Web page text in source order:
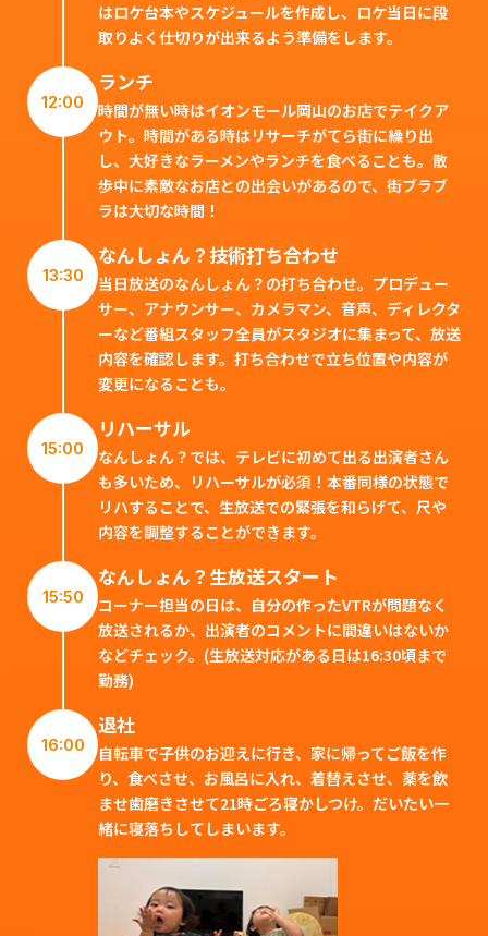
はロケ台本やスケジュールを作成し、ロケ当日に段
取りよく仕切りが出来るよう準備をします。
12:00
ランチ
時間が無い時はイオンモール岡山のお店でテイクア
ウト。時間がある時はリサーチがてら街に繰り出
し、大好きなラーメンやランチを食べることも。散
歩中に素敵なお店との出会いがあるので、街ブラブ
ラは大切な時間！
13:30
なんしょん？技術打ち合わせ
当日放送のなんしょん？の打ち合わせ。プロデュー
サー、アナウンサー、カメラマン、音声、ディレクタ
ーなど番組スタッフ全員がスタジオに集まって、放送
内容を確認します。打ち合わせで立ち位置や内容が
変更になることも。
15:00
リハーサル
なんしょん？では、テレビに初めて出る出演者さん
も多いため、リハーサルが必須！本番同様の状態で
リハすることで、生放送での緊張を和らげて、尺や
内容を調整することができます。
15:50
なんしょん？生放送スタート
コーナー担当の日は、自分の作ったVTRが問題なく
放送されるか、出演者のコメントに間違いはないか
などチェック。(生放送対応がある日は16:30頃まで
勤務)
16:00
退社
自転車で子供のお迎えに行き、家に帰ってご飯を作
り、食べさせ、お風呂に入れ、着替えさせ、薬を飲
ませ歯磨きさせて21時ごろ寝かしつけ。だいたい一
緒に寝落ちしてしまいます。